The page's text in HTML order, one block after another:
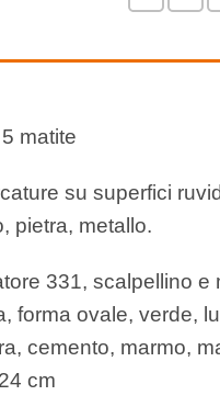
matite
su superfici
pietra, metallo.
331, scalpellino e
forma ovale, verde,
cemento, marmo,
cm